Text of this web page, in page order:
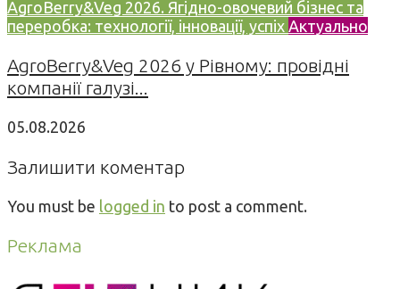
AgroBerry&Veg 2026. Ягідно-овочевий бізнес та
переробка: технології, інновації, успіх Актуально
AgroBerry&Veg 2026 у Рівному: провідні
компанії галузі...
05.08.2026
Залишити коментар
You must be logged in to post a comment.
Реклама